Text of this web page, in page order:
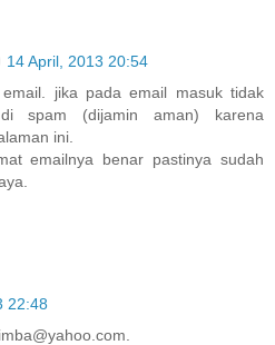
14 April, 2013 20:54
jika pada email masuk tidak
spam (dijamin aman) karena
ini.
emailnya benar pastinya sudah
22:48